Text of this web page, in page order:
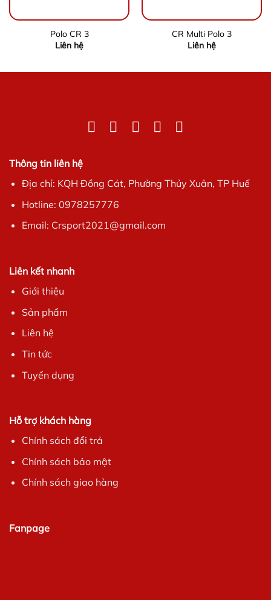
Polo CR 3
Liên hệ
CR Multi Polo 3
Liên hệ
Thông tin liên hệ
Địa chỉ: KQH Đồng Cát, Phường Thủy Xuân, TP Huế
Hotline: 0978257776
Email: Crsport2021@gmail.com
Liên kết nhanh
Giới thiệu
Sản phẩm
Liên hệ
Tin tức
Tuyển dụng
Hỗ trợ khách hàng
Chính sách đổi trả
Chính sách bảo mật
Chính sách giao hàng
Fanpage